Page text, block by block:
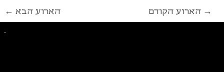
← הארוע הבא הארוע הקודם →